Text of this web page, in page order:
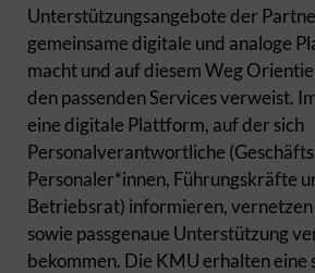
Unterstützungsangebote der
gemeinsame digitale und analoge
macht und auf diesem Weg
den passenden Services verweist.
eine digitale Plattform, auf der sich
Personalverantwortliche
Personaler*innen, Führungskräfte
Betriebsrat) informieren, vernetzen
sowie passgenaue Unterstützung
bekommen. Die KMU erhalten eine